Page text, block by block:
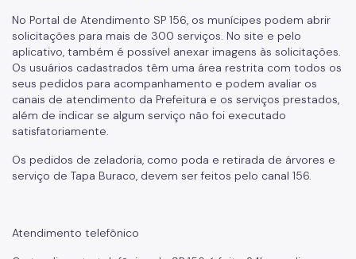
No Portal de Atendimento SP 156, os munícipes podem abrir
solicitações para mais de 300 serviços. No site e pelo
aplicativo, também é possível anexar imagens às solicitações.
Os usuários cadastrados têm uma área restrita com todos os
seus pedidos para acompanhamento e podem avaliar os
canais de atendimento da Prefeitura e os serviços prestados,
além de indicar se algum serviço não foi executado
satisfatoriamente.
Os pedidos de zeladoria, como poda e retirada de árvores e
serviço de Tapa Buraco, devem ser feitos pelo canal 156.
Atendimento telefônico